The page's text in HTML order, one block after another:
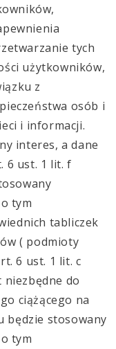
tych
użytkowników,
z
osób i
i informacji.
interes, a dane
6 ust. 1 lit. f
tym
tabliczek
( podmioty
6 ust. 1 lit. c
niezbędne do
ciążącego na
będzie stosowany
tym